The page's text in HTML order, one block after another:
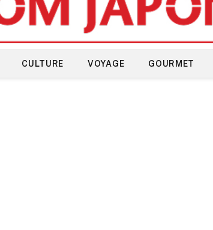
CULTURE VOYAGE GOURMET